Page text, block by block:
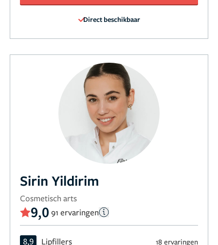
Direct beschikbaar
Sirin Yildirim
Cosmetisch arts
9,0 91 ervaringen
8,9 Lipfillers 18 ervaringen